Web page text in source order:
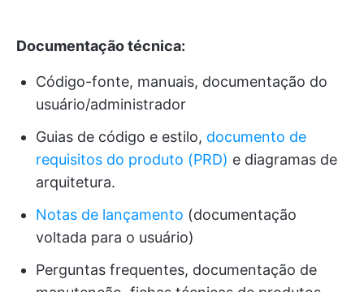
Documentação técnica:
Código-fonte, manuais, documentação do
usuário/administrador
Guias de código e estilo, documento de
requisitos do produto (PRD) e diagramas de
arquitetura.
Notas de lançamento (documentação
voltada para o usuário)
Perguntas frequentes, documentação de